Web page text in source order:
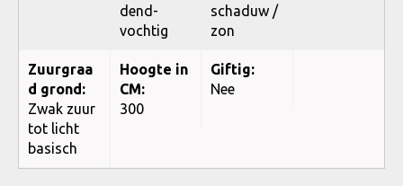
dend-
vochtig
schaduw /
zon
Zuurgraa
d grond:
Zwak zuur
tot licht
basisch
Hoogte in
CM:
300
Giftig:
Nee